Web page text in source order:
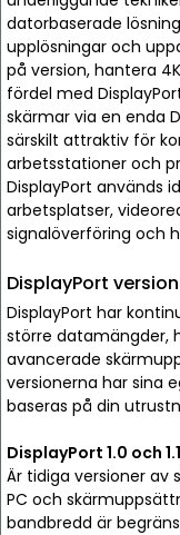
datorbaserade
upplösningar och
på version, hantera
fördel med
skärmar via en enda
särskilt attraktiv för
arbetsstationer och
DisplayPort används
arbetsplatser,
signalöverföring och
DisplayPort
DisplayPort har
större datamängder,
avancerade
versionerna har sina
baseras på din
DisplayPort 1.0 och 1.1
Är tidiga versioner av
PC och
bandbredd är